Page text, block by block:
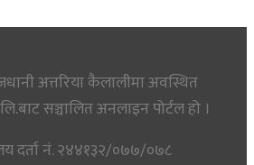
अत्तरिया कैलालीमा अवस्थित
सञ्चालित अनलाइन पोर्टल हो ।
दर्ता नं. २४४१३२/०७७/०७८